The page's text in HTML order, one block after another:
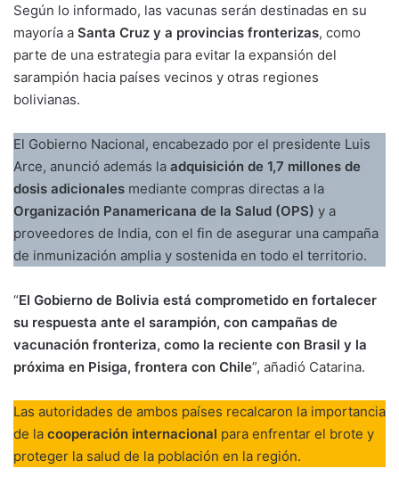
Según lo informado, las vacunas serán destinadas en su
mayoría a Santa Cruz y a provincias fronterizas, como
parte de una estrategia para evitar la expansión del
sarampión hacia países vecinos y otras regiones
bolivianas.
El Gobierno Nacional, encabezado por el presidente Luis
Arce, anunció además la adquisición de 1,7 millones de
dosis adicionales mediante compras directas a la
Organización Panamericana de la Salud (OPS) y a
proveedores de India, con el fin de asegurar una campaña
de inmunización amplia y sostenida en todo el territorio.
“El Gobierno de Bolivia está comprometido en fortalecer
su respuesta ante el sarampión, con campañas de
vacunación fronteriza, como la reciente con Brasil y la
próxima en Pisiga, frontera con Chile”, añadió Catarina.
Las autoridades de ambos países recalcaron la importancia
de la cooperación internacional para enfrentar el brote y
proteger la salud de la población en la región.